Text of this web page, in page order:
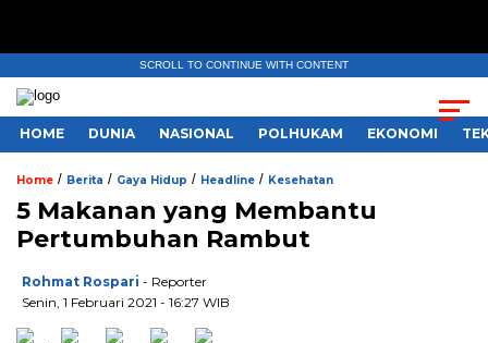
SCROLL TO CONTINUE WITH CONTENT
HOME DUNIA NASIONAL POLHUKAM EKONOMI
Home / Berita / Gaya Hidup / Headline / Kesehatan
5 Makanan yang Membantu
Pertumbuhan Rambut
Rohmat Rospari - Reporter
Senin, 1 Februari 2021 - 16:27 WIB